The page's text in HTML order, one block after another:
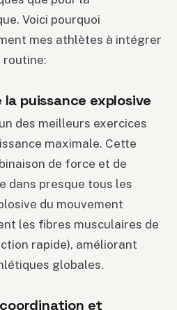
Voici pourquoi
mes athlètes à intégrer
routine:
puissance explosive
des meilleurs exercices
maximale. Cette
de force et de
dans presque tous les
du mouvement
les fibres musculaires de
rapide), améliorant
globales.
et